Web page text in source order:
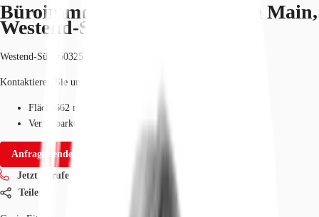
Büroimmobilie - Frankfurt am Main,
Westend-Süd - F0633
Westend-Süd, 60325, Frankfurt am Main, Hessen
Kontaktieren Sie uns für den Preis
Fläche
662 m²
Verfügbarkeit
Anfrage senden
Jetzt anrufen
Teilen